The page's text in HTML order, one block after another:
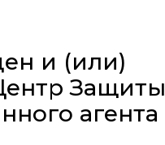
и (или)
Защиты
агента